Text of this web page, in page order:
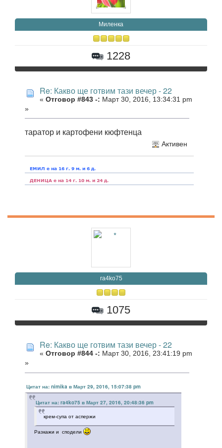
Миленка
1228
Re: Какво ще готвим тази вечер - 22
« Отговор #843 -: Март 30, 2016, 13:34:31 pm
»
таратор и картофени кюфтенца
Активен
ra4ko75
1075
Re: Какво ще готвим тази вечер - 22
« Отговор #844 -: Март 30, 2016, 23:41:19 pm
»
Цитат на: nimika в Март 29, 2016, 15:07:38 pm
Цитат на: ra4ko75 в Март 27, 2016, 20:48:36 pm
крем-супа от аспержи
Разкажи и сподели